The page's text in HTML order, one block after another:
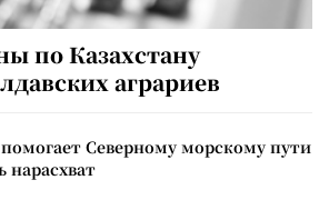
по Казахстану
аграриев
Северному морскому пути
нарасхват